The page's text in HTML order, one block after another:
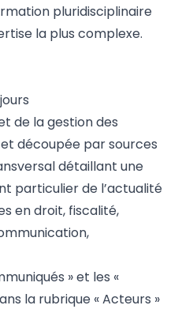
pluridisciplinaire
la plus complexe.
de la gestion des
découpée par sources
détaillant une
particulier de l’actualité
en droit, fiscalité,
» et les «
la rubrique « Acteurs »